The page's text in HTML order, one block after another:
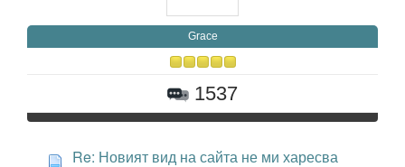
Grace
1537
Re: Новият вид на сайта не ми харесва